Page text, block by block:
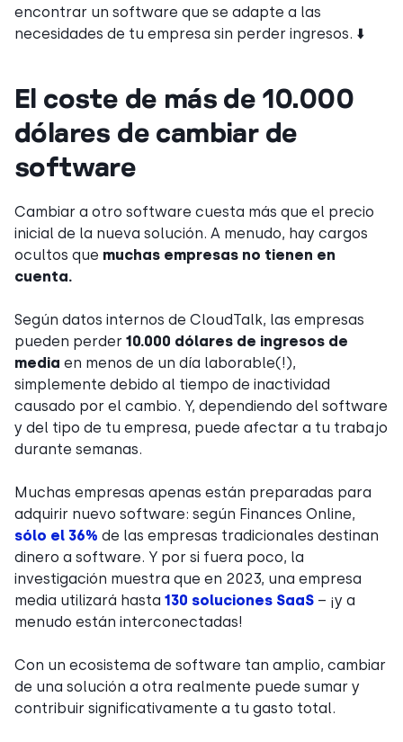
encontrar un software que se adapte a las
necesidades de tu empresa sin perder ingresos. ⬇️
El coste de más de 10.000
dólares de cambiar de
software
Cambiar a otro software cuesta más que el precio
inicial de la nueva solución. A menudo, hay cargos
ocultos que muchas empresas no tienen en
cuenta.
Según datos internos de CloudTalk, las empresas
pueden perder 10.000 dólares de ingresos de
media en menos de un día laborable(!),
simplemente debido al tiempo de inactividad
causado por el cambio. Y, dependiendo del software
y del tipo de tu empresa, puede afectar a tu trabajo
durante semanas.
Muchas empresas apenas están preparadas para
adquirir nuevo software: según Finances Online,
sólo el 36% de las empresas tradicionales destinan
dinero a software. Y por si fuera poco, la
investigación muestra que en 2023, una empresa
media utilizará hasta 130 soluciones SaaS – ¡y a
menudo están interconectadas!
Con un ecosistema de software tan amplio, cambiar
de una solución a otra realmente puede sumar y
contribuir significativamente a tu gasto total.